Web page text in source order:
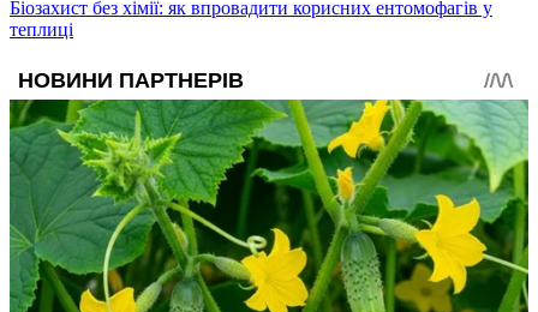
Біозахист без хімії: як впровадити корисних ентомофагів у
теплиці